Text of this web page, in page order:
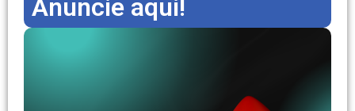
Anuncie aqui!